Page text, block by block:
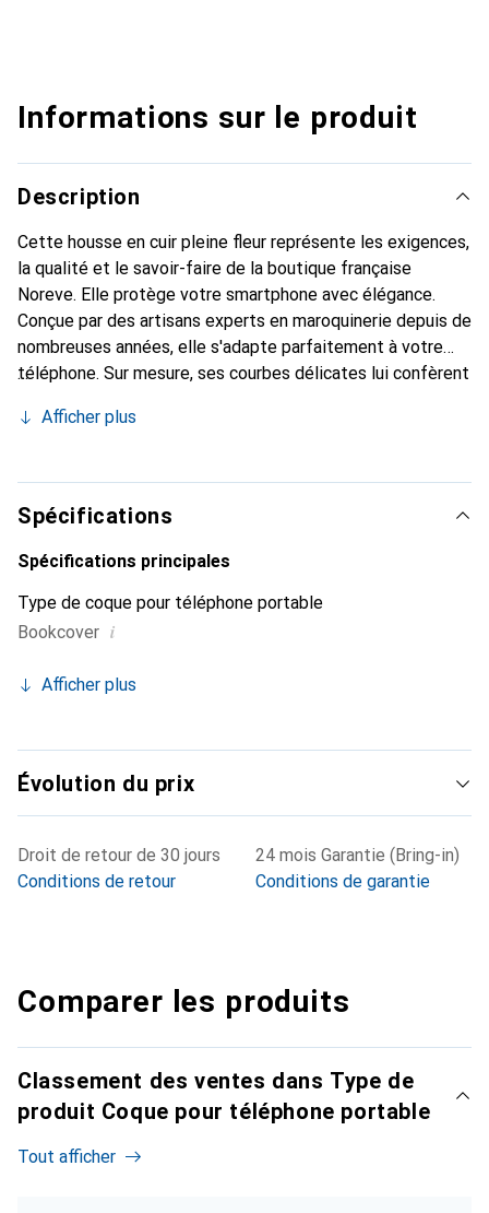
Informations sur le produit
Description
Cette housse en cuir pleine fleur représente les exigences,
la qualité et le savoir-faire de la boutique française
Noreve. Elle protège votre smartphone avec élégance.
Conçue par des artisans experts en maroquinerie depuis de
nombreuses années, elle s'adapte parfaitement à votre
téléphone. Sur mesure, ses courbes délicates lui confèrent
et indispensable de votre smartphone. Reconnaître à
marque Noreve est un choix sûr pour une clientèle
exigeante.
Afficher plus
Spécifications
Spécifications principales
Type de coque pour téléphone portable
Bookcover i
Afficher plus
Évolution du prix
Droit de retour de 30 jours
Conditions de retour
24 mois Garantie (Bring-in)
Conditions de garantie
Comparer les produits
Classement des ventes dans Type de
produit Coque pour téléphone portable
Tout afficher